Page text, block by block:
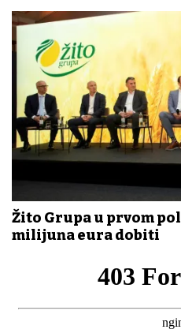
Žito Grupa u prvom
milijuna eura dobiti